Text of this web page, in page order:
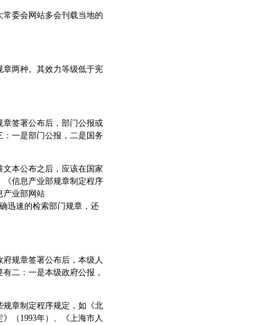
委会网站多会刊载当地的
两种。其效力等级低于宪
签署公布后，部门公报或
一是部门公报，二是国务
本公布之后，应该在国家
信息产业部规章制定程序
产业部网站
迅速的检索部门规章，还
规章签署公布后，本级人
二：一是本级政府公报，
章制定程序规定，如《北
（1993年）、《上海市人